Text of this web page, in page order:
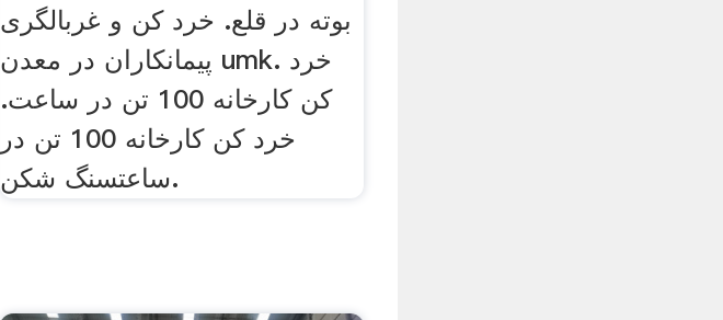
بوته در قلع. خرد کن و غربالگری
پیمانکاران در معدن umk. خرد
کن کارخانه 100 تن در ساعت.
خرد کن کارخانه 100 تن در
ساعتسنگ شکن.